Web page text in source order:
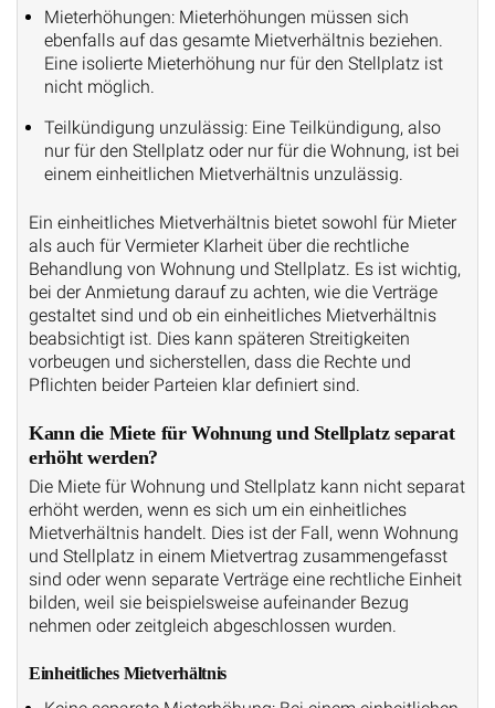
Mieterhöhungen: Mieterhöhungen müssen sich
ebenfalls auf das gesamte Mietverhältnis beziehen.
Eine isolierte Mieterhöhung nur für den Stellplatz ist
nicht möglich.
Teilkündigung unzulässig: Eine Teilkündigung, also
nur für den Stellplatz oder nur für die Wohnung, ist bei
einem einheitlichen Mietverhältnis unzulässig.
Ein einheitliches Mietverhältnis bietet sowohl für Mieter
als auch für Vermieter Klarheit über die rechtliche
Behandlung von Wohnung und Stellplatz. Es ist wichtig,
bei der Anmietung darauf zu achten, wie die Verträge
gestaltet sind und ob ein einheitliches Mietverhältnis
beabsichtigt ist. Dies kann späteren Streitigkeiten
vorbeugen und sicherstellen, dass die Rechte und
Pflichten beider Parteien klar definiert sind.
Kann die Miete für Wohnung und Stellplatz separat
erhöht werden?
Die Miete für Wohnung und Stellplatz kann nicht separat
erhöht werden, wenn es sich um ein einheitliches
Mietverhältnis handelt. Dies ist der Fall, wenn Wohnung
und Stellplatz in einem Mietvertrag zusammengefasst
sind oder wenn separate Verträge eine rechtliche Einheit
bilden, weil sie beispielsweise aufeinander Bezug
nehmen oder zeitgleich abgeschlossen wurden.
Einheitliches Mietverhältnis